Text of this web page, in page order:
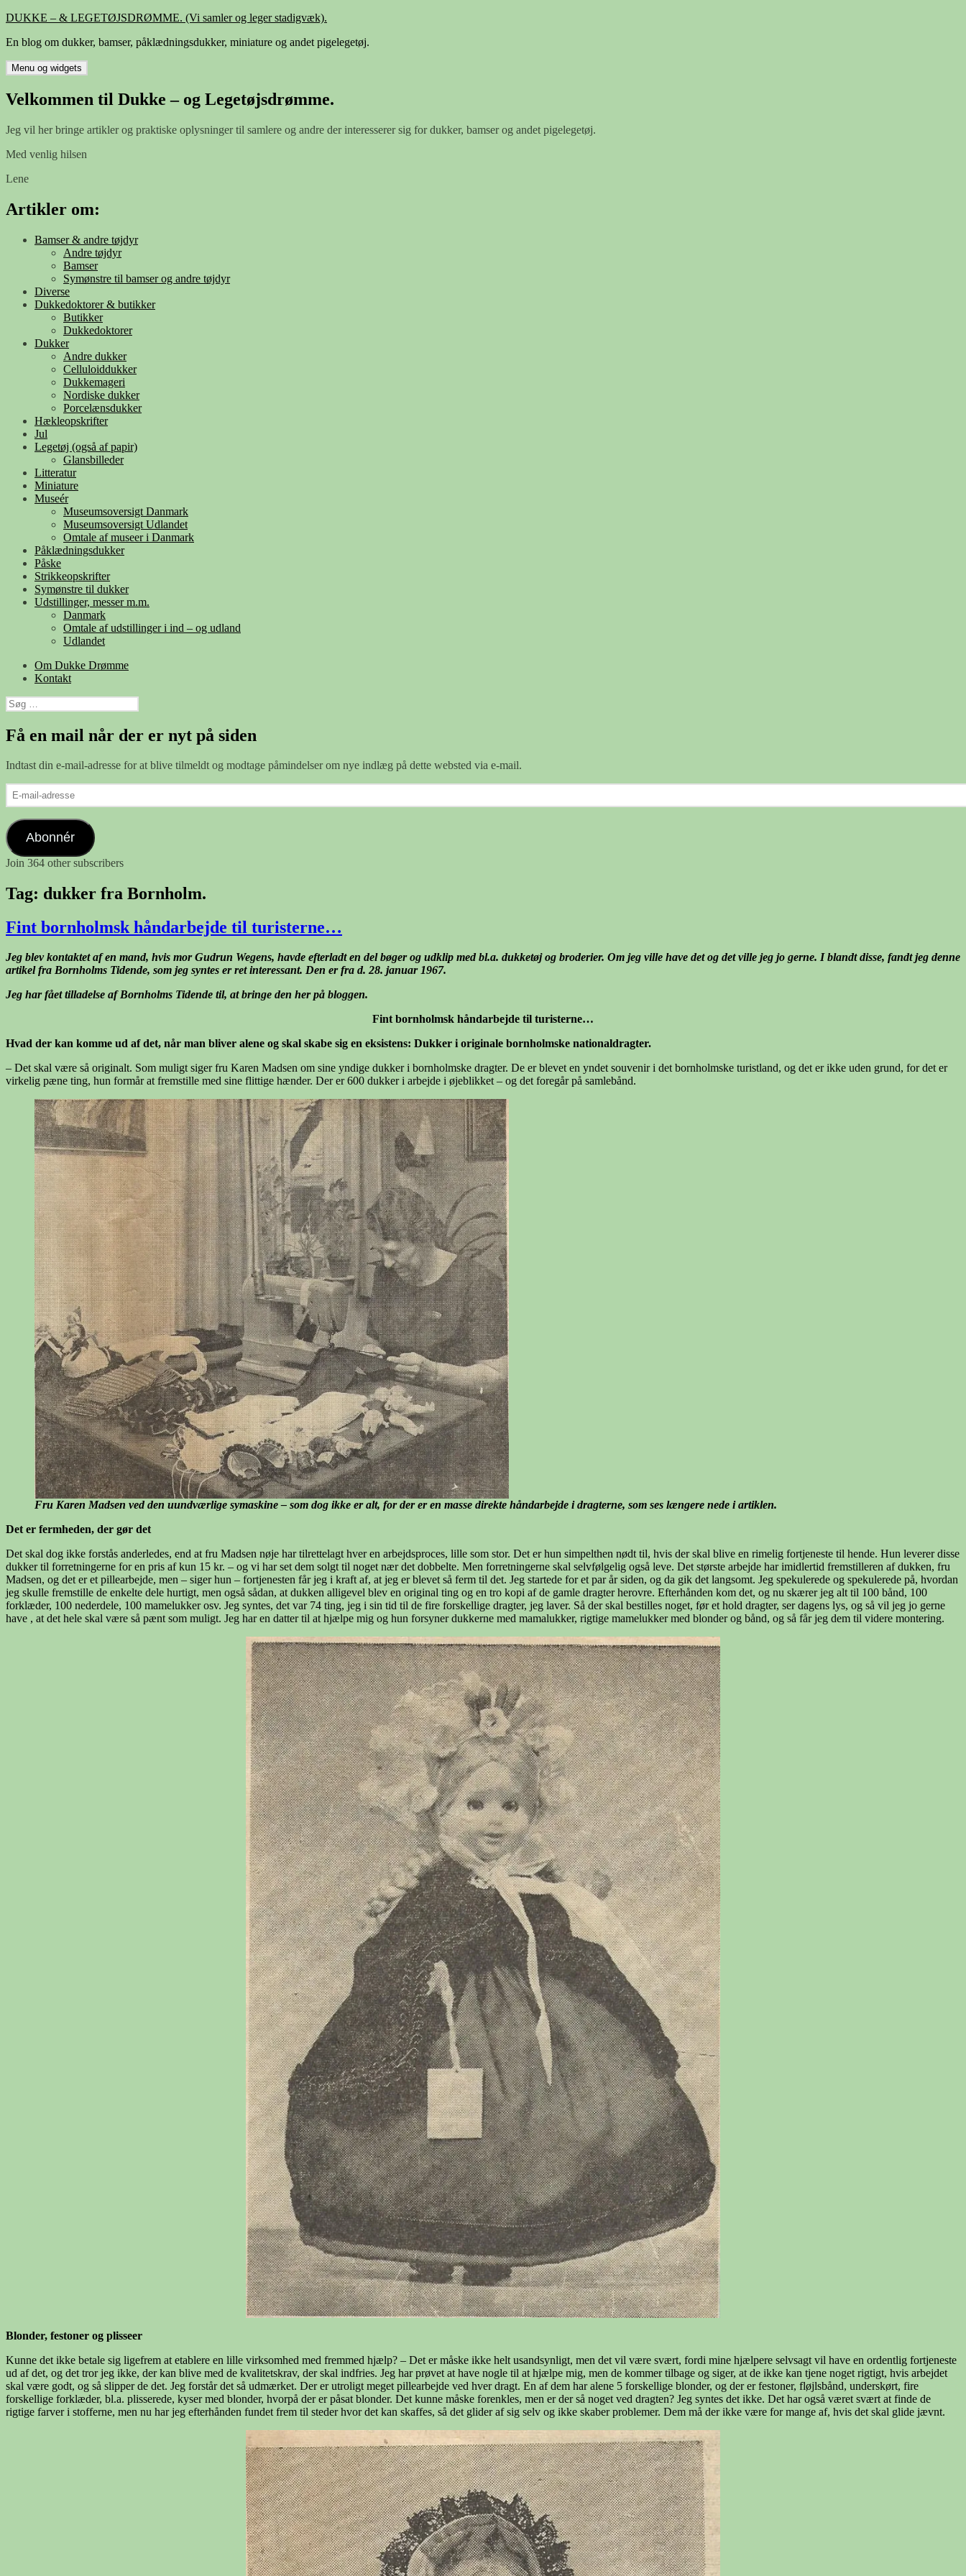
Hop
indhold
DUKKE – & LEGETØJSDRØMME. (Vi samler og leger stadigvæk).
En blog om dukker, bamser, påklædningsdukker, miniature og andet pigelegetøj.
Menu og widgets
Velkommen til Dukke – og Legetøjsdrømme.
Jeg vil her bringe artikler og praktiske oplysninger til samlere og andre der interesserer sig for dukker, bamser og andet pigelegetøj.
Med venlig hilsen
Lene
Artikler om:
Bamser & andre tøjdyr
Andre tøjdyr
Bamser
Symønstre til bamser og andre tøjdyr
Diverse
Dukkedoktorer & butikker
Butikker
Dukkedoktorer
Dukker
Andre dukker
Celluloiddukker
Dukkemageri
Nordiske dukker
Porcelænsdukker
Hækleopskrifter
Jul
Legetøj (også af papir)
Glansbilleder
Litteratur
Miniature
Museér
Museumsoversigt Danmark
Museumsoversigt Udlandet
Omtale af museer i Danmark
Påklædningsdukker
Påske
Strikkeopskrifter
Symønstre til dukker
Udstillinger, messer m.m.
Danmark
Omtale af udstillinger i ind – og udland
Udlandet
Om Dukke Drømme
Kontakt
Søg
efter:
Få en mail når der er nyt på siden
Indtast din e-mail-adresse for at blive tilmeldt og modtage påmindelser om nye indlæg på dette websted via e-mail.
E-
mail-
Abonnér
Join 364 other subscribers
Tag: dukker fra Bornholm.
Fint bornholmsk håndarbejde til turisterne…
Jeg blev kontaktet af en mand, hvis mor Gudrun Wegens, havde efterladt en del bøger og udklip med bl.a. dukketøj og broderier. Om jeg ville have det og det ville jeg jo gerne. I blandt disse, fandt jeg denne
artikel fra Bornholms Tidende, som jeg syntes er ret interessant. Den er fra d. 28. januar 1967.
Jeg har fået tilladelse af Bornholms Tidende til, at bringe den her på bloggen.
Fint bornholmsk håndarbejde til turisterne…
Hvad der kan komme ud af det, når man bliver alene og skal skabe sig en eksistens: Dukker i originale bornholmske nationaldragter.
– Det skal være så originalt. Som muligt siger fru Karen Madsen om sine yndige dukker i bornholmske dragter. De er blevet en yndet souvenir i det bornholmske turistland, og det er ikke uden grund, for det er
virkelig pæne ting, hun formår at fremstille med sine flittige hænder. Der er 600 dukker i arbejde i øjeblikket – og det foregår på samlebånd.
Fru Karen Madsen ved den uundværlige symaskine – som dog ikke er alt, for der er en masse direkte håndarbejde i dragterne, som ses længere nede i artiklen.
Det er fermheden, der gør det
Det skal dog ikke forstås anderledes, end at fru Madsen nøje har tilrettelagt hver en arbejdsproces, lille som stor. Det er hun simpelthen nødt til, hvis der skal blive en rimelig fortjeneste til hende. Hun leverer disse
dukker til forretningerne for en pris af kun 15 kr. – og vi har set dem solgt til noget nær det dobbelte. Men forretningerne skal selvfølgelig også leve. Det største arbejde har imidlertid fremstilleren af dukken, fru
Madsen, og det er et pillearbejde, men – siger hun – fortjenesten får jeg i kraft af, at jeg er blevet så ferm til det. Jeg startede for et par år siden, og da gik det langsomt. Jeg spekulerede og spekulerede på, hvordan
jeg skulle fremstille de enkelte dele hurtigt, men også sådan, at dukken alligevel blev en original ting og en tro kopi af de gamle dragter herovre. Efterhånden kom det, og nu skærer jeg alt til 100 bånd, 100
forklæder, 100 nederdele, 100 mamelukker osv. Jeg syntes, det var 74 ting, jeg i sin tid til de fire forskellige dragter, jeg laver. Så der skal bestilles noget, før et hold dragter, ser dagens lys, og så vil jeg jo gerne
have , at det hele skal være så pænt som muligt. Jeg har en datter til at hjælpe mig og hun forsyner dukkerne med mamalukker, rigtige mamelukker med blonder og bånd, og så får jeg dem til videre montering.
Blonder, festoner og plisseer
Kunne det ikke betale sig ligefrem at etablere en lille virksomhed med fremmed hjælp? – Det er måske ikke helt usandsynligt, men det vil være svært, fordi mine hjælpere selvsagt vil have en ordentlig fortjeneste
ud af det, og det tror jeg ikke, der kan blive med de kvalitetskrav, der skal indfries. Jeg har prøvet at have nogle til at hjælpe mig, men de kommer tilbage og siger, at de ikke kan tjene noget rigtigt, hvis arbejdet
skal være godt, og så slipper de det. Jeg forstår det så udmærket. Der er utroligt meget pillearbejde ved hver dragt. En af dem har alene 5 forskellige blonder, og der er festoner, fløjlsbånd, underskørt, fire
forskellige forklæder, bl.a. plisserede, kyser med blonder, hvorpå der er påsat blonder. Det kunne måske forenkles, men er der så noget ved dragten? Jeg syntes det ikke. Det har også været svært at finde de
rigtige farver i stofferne, men nu har jeg efterhånden fundet frem til steder hvor det kan skaffes, så det glider af sig selv og ikke skaber problemer. Dem må der ikke være for mange af, hvis det skal glide jævnt.